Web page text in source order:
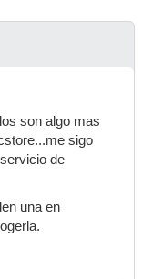
son algo mas
sigo
de
una en